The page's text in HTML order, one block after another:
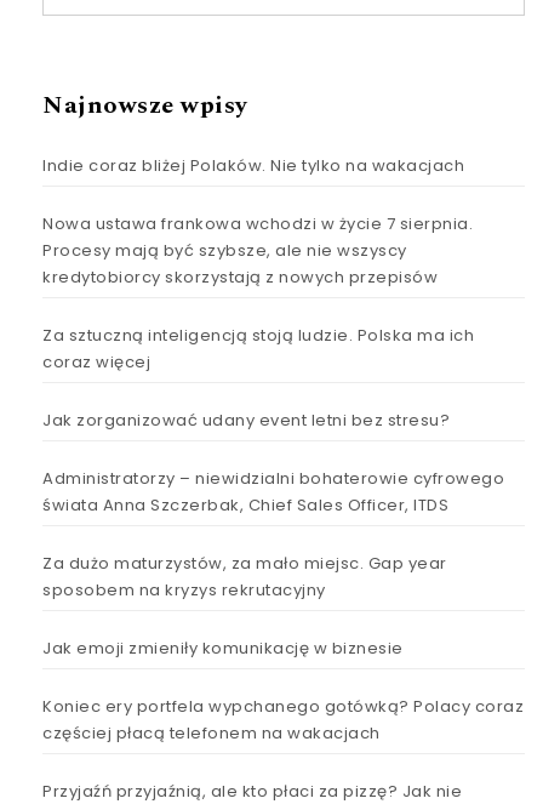
Najnowsze wpisy
Indie coraz bliżej Polaków. Nie tylko na wakacjach
Nowa ustawa frankowa wchodzi w życie 7 sierpnia.
Procesy mają być szybsze, ale nie wszyscy
kredytobiorcy skorzystają z nowych przepisów
Za sztuczną inteligencją stoją ludzie. Polska ma ich
coraz więcej
Jak zorganizować udany event letni bez stresu?
Administratorzy – niewidzialni bohaterowie cyfrowego
świata Anna Szczerbak, Chief Sales Officer, ITDS
Za dużo maturzystów, za mało miejsc. Gap year
sposobem na kryzys rekrutacyjny
Jak emoji zmieniły komunikację w biznesie
Koniec ery portfela wypchanego gotówką? Polacy coraz
częściej płacą telefonem na wakacjach
Przyjaźń przyjaźnią, ale kto płaci za pizzę? Jak nie